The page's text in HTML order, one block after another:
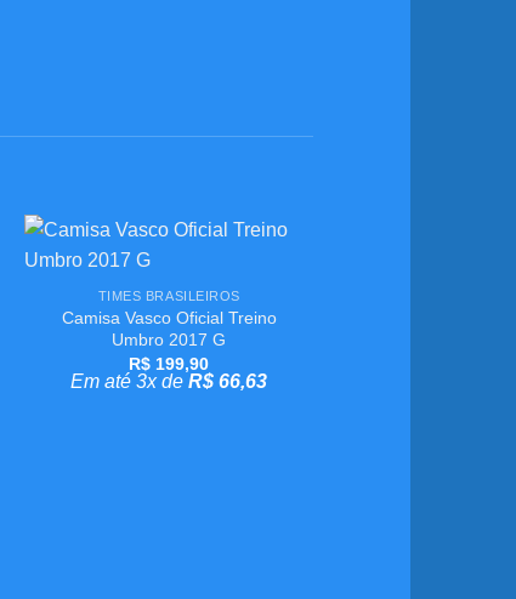
meus
+
TIMES BRASILEIROS
Camisa Vasco Oficial Treino
Umbro 2017 G
R$ 199,90
Em até 3x deR$ 66,63